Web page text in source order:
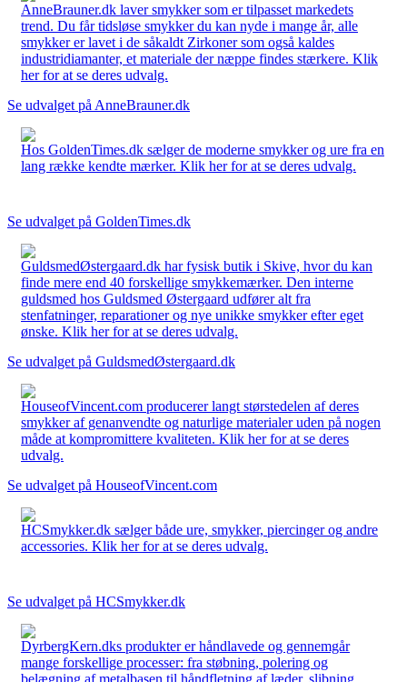
AnneBrauner.dk laver smykker som er tilpasset markedets
trend. Du får tidsløse smykker du kan nyde i mange år, alle
smykker er lavet i de såkaldt Zirkoner som også kaldes
industridiamanter, et materiale der næppe findes stærkere. Klik
her for at se deres udvalg.
Se udvalget på AnneBrauner.dk
Hos GoldenTimes.dk sælger de moderne smykker og ure fra en
lang række kendte mærker. Klik her for at se deres udvalg.
Se udvalget på GoldenTimes.dk
GuldsmedØstergaard.dk har fysisk butik i Skive, hvor du kan
finde mere end 40 forskellige smykkemærker. Den interne
guldsmed hos Guldsmed Østergaard udfører alt fra
stenfatninger, reparationer og nye unikke smykker efter eget
ønske. Klik her for at se deres udvalg.
Se udvalget på GuldsmedØstergaard.dk
HouseofVincent.com producerer langt størstedelen af deres
smykker af genanvendte og naturlige materialer uden på nogen
måde at kompromittere kvaliteten. Klik her for at se deres
udvalg.
Se udvalget på HouseofVincent.com
HCSmykker.dk sælger både ure, smykker, piercinger og andre
accessories. Klik her for at se deres udvalg.
Se udvalget på HCSmykker.dk
DyrbergKern.dks produkter er håndlavede og gennemgår
mange forskellige processer: fra støbning, polering og
belægning af metalbasen til håndfletning af læder, slibning,